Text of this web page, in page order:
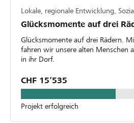
Lokale, regionale Entwicklung,
Glücksmomente auf drei
Glücksmomente auf drei Rädern. Mit dreirädrigen Velos
fahren wir unsere alten Menschen an
in ihr Dorf.
CHF 15’535
Projekt erfolgreich